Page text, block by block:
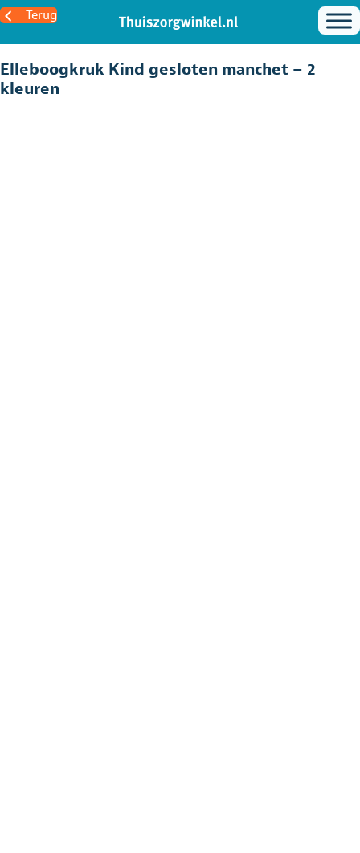
Terug
Elleboogkruk Kind gesloten manchet – 2
kleuren